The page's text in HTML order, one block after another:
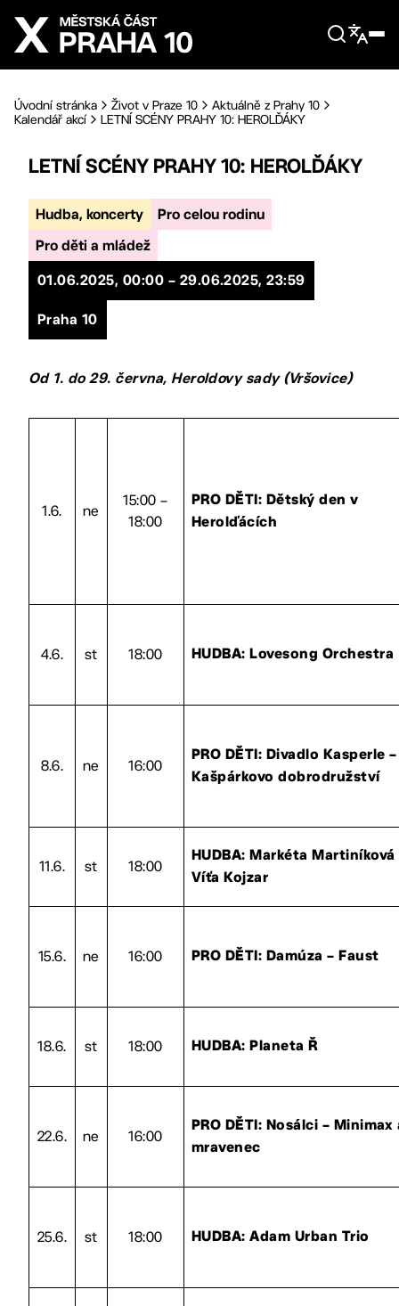
Přejít na hlavní obsah
Úvodní stránka Život v Praze 10
Aktuálně z Prahy 10
Kalendář akcí
LETNÍ SCÉNY PRAHY 10: HEROLĎÁKY
LETNÍ SCÉNY PRAHY 10: HEROLĎÁKY
Hudba, koncerty
Pro celou rodinu
Pro děti a mládež
01.06.2025, 00:00 – 29.06.2025, 23:59
Praha 10
Od 1. do 29. června, Heroldovy sady (Vršovice)
1.6. ne
15:00 –
18:00
PRO DĚTI: Dětský den v
Herolďácích
4.6. st 18:00 HUDBA: Lovesong Orchestra
8.6. ne 16:00
PRO DĚTI: Divadlo Kasperle –
Kašpárkovo dobrodružství
11.6. st 18:00
HUDBA: Markéta Martiníková
Víťa Kojzar
15.6. ne 16:00 PRO DĚTI: Damúza – Faust
18.6. st 18:00 HUDBA: Planeta Ř
22.6. ne 16:00
PRO DĚTI: Nosálci – Minimax
mravenec
25.6. st 18:00 HUDBA: Adam Urban Trio